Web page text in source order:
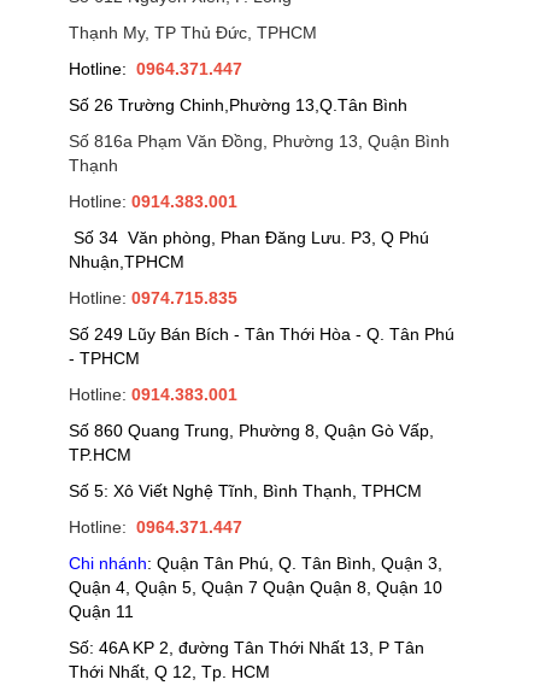
Thạnh My, TP Thủ Đức, TPHCM
Hotline: 0964.371.447
Số 26 Trường Chinh,Phường 13,Q.Tân Bình
Số 816a Phạm Văn Đồng, Phường 13, Quận Bình
Thạnh
Hotline: 0914.383.001
Số 34 Văn phòng, Phan Đăng Lưu. P3, Q Phú
Nhuận,TPHCM
Hotline: 0974.715.835
Số 249 Lũy Bán Bích - Tân Thới Hòa - Q. Tân Phú
- TPHCM
Hotline: 0914.383.001
Số 860 Quang Trung, Phường 8, Quận Gò Vấp,
TP.HCM
Số 5: Xô Viết Nghệ Tĩnh, Bình Thạnh, TPHCM
Hotline: 0964.371.447
Chi nhánh: Quận Tân Phú, Q. Tân Bình, Quận 3,
Quận 4, Quận 5, Quận 7 Quận Quận 8, Quận 10
Quận 11
Số: 46A KP 2, đường Tân Thới Nhất 13, P Tân
Thới Nhất, Q 12, Tp. HCM